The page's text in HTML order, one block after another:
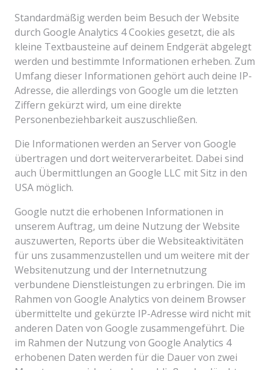
Standardmäßig werden beim Besuch der Website
durch Google Analytics 4 Cookies gesetzt, die als
kleine Textbausteine auf deinem Endgerät abgelegt
werden und bestimmte Informationen erheben. Zum
Umfang dieser Informationen gehört auch deine IP-
Adresse, die allerdings von Google um die letzten
Ziffern gekürzt wird, um eine direkte
Personenbeziehbarkeit auszuschließen.
Die Informationen werden an Server von Google
übertragen und dort weiterverarbeitet. Dabei sind
auch Übermittlungen an Google LLC mit Sitz in den
USA möglich.
Google nutzt die erhobenen Informationen in
unserem Auftrag, um deine Nutzung der Website
auszuwerten, Reports über die Websiteaktivitäten
für uns zusammenzustellen und um weitere mit der
Websitenutzung und der Internetnutzung
verbundene Dienstleistungen zu erbringen. Die im
Rahmen von Google Analytics von deinem Browser
übermittelte und gekürzte IP-Adresse wird nicht mit
anderen Daten von Google zusammengeführt. Die
im Rahmen der Nutzung von Google Analytics 4
erhobenen Daten werden für die Dauer von zwei